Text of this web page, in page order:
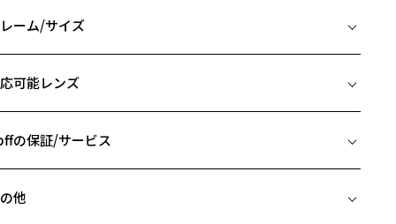
ロキム社の内巻きプラスチックを採用。細いメガネのリムにもクラ
クかつ重厚な佇まいが生まれます。
や色味の出方に個体差があり、画像と異なる場合がございます。
の商品は一部店舗で販売している商品になります。
ーム/サイズ
リッジ(鼻部分)の横幅：20mm
可能レンズ
フレームとレンズの合計料金を知りたい方へ
の保証/サービス
他